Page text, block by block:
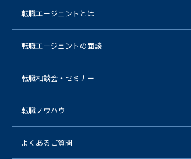
転職エージェントとは
転職エージェントの面談
転職相談会・セミナー
転職ノウハウ
よくあるご質問